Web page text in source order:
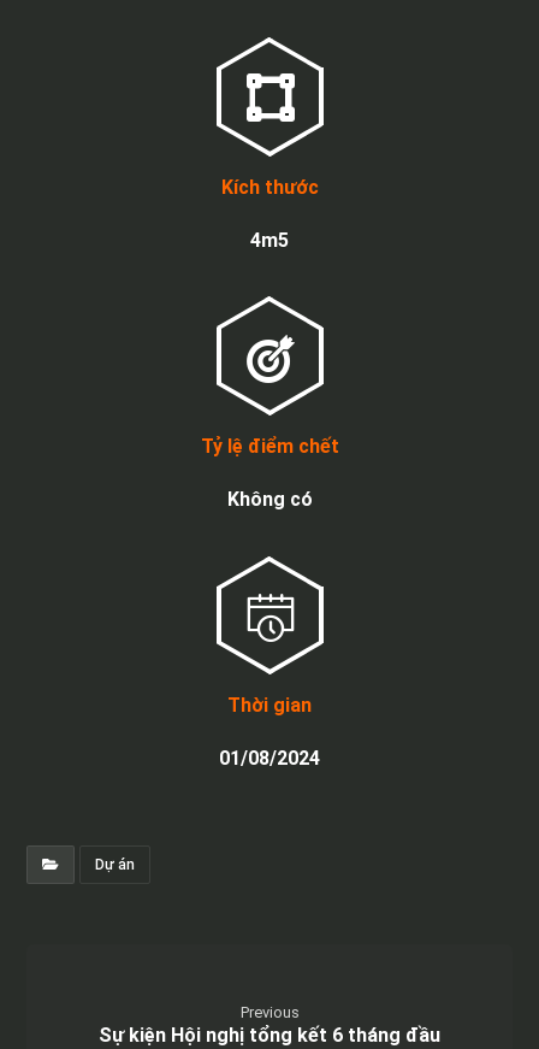
Kích thước
4m5
Tỷ lệ điểm chết
Không có
Thời gian
01/08/2024
Dự án
Previous
Sự kiện Hội nghị tổng kết 6 tháng đầu